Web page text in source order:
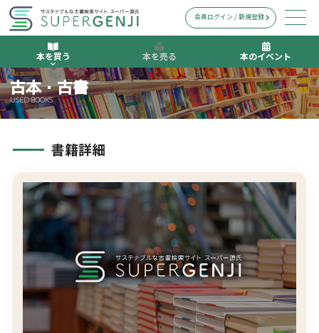
本を買う 本を売る 本のイベント
会員ログイン / 新規登録
古本・古書
USED BOOKS
書籍詳細